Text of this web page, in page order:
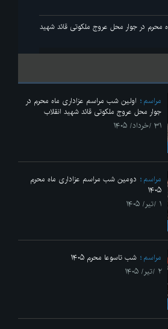
محرم در جوار محل عروج ملکوتی قائد شهید انقلاب
مراسم
اولین شب مراسم عزاداری ماه محرم در
جوار محل عروج ملکوتی قائد شهید انقلاب
۳۱ /خرداد/ ۱۴۰۵
مراسم
دومین شب مراسم عزاداری ماه محرم
۱۴۰۵
۱ /تیر/ ۱۴۰۵
مراسم
شب تاسوعا محرم ۱۴۰۵
۲ /تیر/ ۱۴۰۵